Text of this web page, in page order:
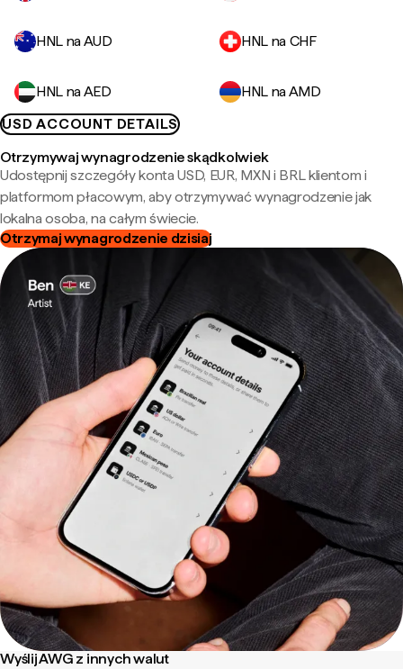
HNL na AUD HNL na CHF
HNL na AED
HNL na AMD
USD ACCOUNT DETAILS
Otrzymywaj wynagrodzenie skądkolwiek
Udostępnij szczegóły konta USD, EUR, MXN i BRL klientom i
platformom płacowym, aby otrzymywać wynagrodzenie jak
lokalna osoba, na całym świecie.
Otrzymaj wynagrodzenie dzisiaj
Wyślij AWG z innych walut